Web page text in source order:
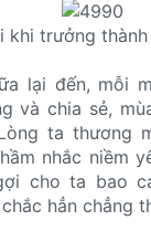
khi trưởng
lại đến, mỗi
và chia sẻ,
ta thương
nhắc niềm
cho ta bao
hẳn chẳng